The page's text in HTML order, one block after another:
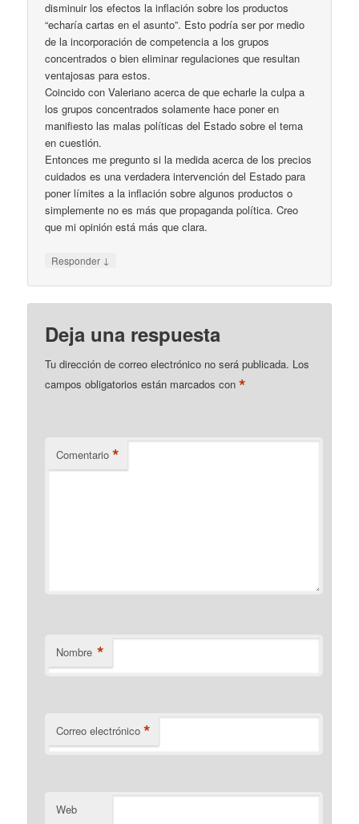
disminuir los efectos la inflación sobre los productos
“echaría cartas en el asunto”. Esto podría ser por medio
de la incorporación de competencia a los grupos
concentrados o bien eliminar regulaciones que resultan
ventajosas para estos.
Coincido con Valeriano acerca de que echarle la culpa a
los grupos concentrados solamente hace poner en
manifiesto las malas políticas del Estado sobre el tema
en cuestión.
Entonces me pregunto si la medida acerca de los precios
cuidados es una verdadera intervención del Estado para
poner límites a la inflación sobre algunos productos o
simplemente no es más que propaganda política. Creo
que mi opinión está más que clara.
Responder ↓
Deja una respuesta
Tu dirección de correo electrónico no será publicada. Los
campos obligatorios están marcados con*
Comentario *
Nombre *
Correo electrónico *
Web